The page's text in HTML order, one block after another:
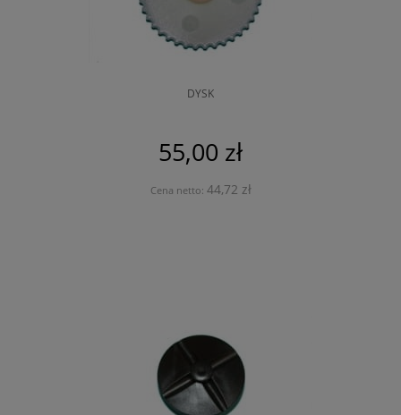
DYSK
55,00 zł
Cena netto: 44,72 zł